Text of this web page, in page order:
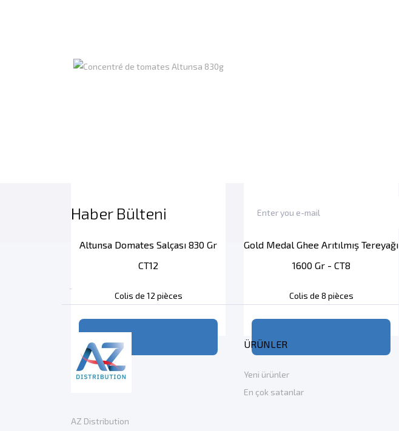
Altunsa Domates Salçası 830 Gr
CT12
Colis de 12 pièces
Gold Medal Ghee Arıtılmış Tereyağı
1600 Gr - CT8
Colis de 8 pièces
Haber Bülteni

AZ Distribution
ÜRÜNLER
Yeni ürünler
En çok satanlar